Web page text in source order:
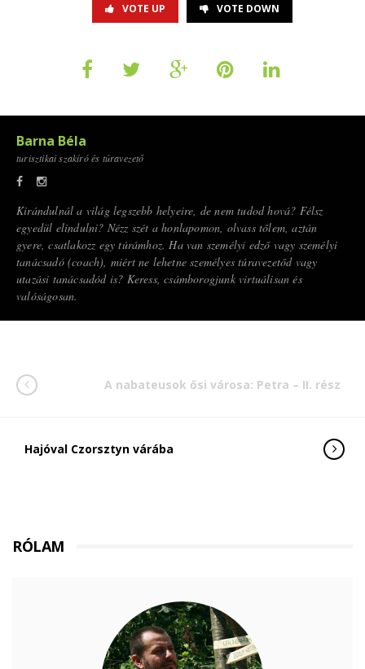
VOTE UP VOTE DOWN
Barna Béla
turisztikai szakíró és túravezető
Kirándulnál a világ legszebb helyeire, de nem tudod hová? Félsz
egyedül elindulni? Nézz szét a honlapomon, olvass tőlem, aztán
gyere, csatlakozz egy túrámhoz. Ha van személyi edző vagy személyi
tanácsadó (coach), miért ne lehetne személyes túravezetőd vagy
utazási tanácsadód is? Keress, csámborogjunk virtuálisan és
valóságosan.
A nabateusok ősi városa: Petra – II. rész
Hajóval Czorsztyn várába
RÓLAM